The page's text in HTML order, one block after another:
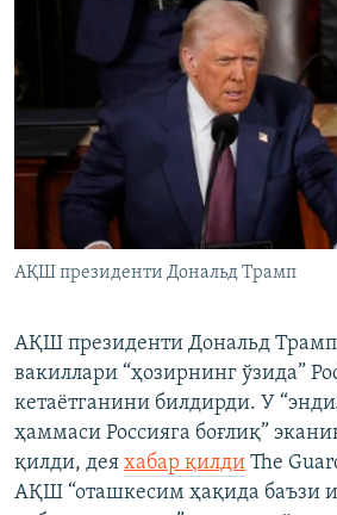
АҚШ президенти Дональд Трамп
АҚШ президенти Дональд
вакиллари “ҳозирнинг ўзида”
кетаётганини билдирди. У
ҳаммаси Россияга боғлиқ”
қилди, дея хабар қилди The
АҚШ “оташкесим ҳақида баъзи